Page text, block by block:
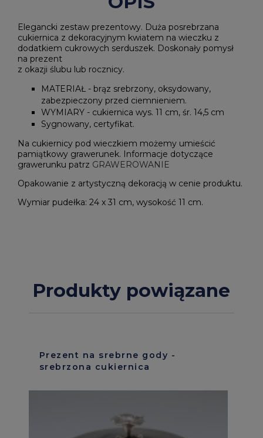
Elegancki zestaw prezentowy. Duża posrebrzana
cukiernica z dekoracyjnym kwiatem na wieczku z
dodatkiem cukrowych serduszek. Doskonały pomysł
na prezent
z okazji ślubu lub rocznicy.
MATERIAŁ - brąz srebrzony, oksydowany,
zabezpieczony przed ciemnieniem.
WYMIARY - cukiernica wys. 11 cm, śr. 14,5 cm
Sygnowany, certyfikat.
Na cukiernicy pod wieczkiem możemy umieścić
pamiątkowy grawerunek. Informacje dotyczące
grawerunku patrz GRAWEROWANIE
Opakowanie z artystyczną dekoracją w cenie produktu.
Wymiar pudełka: 24 x 31 cm, wysokość 11 cm.
Produkty powiązane
Prezent na srebrne gody -
srebrzona cukiernica